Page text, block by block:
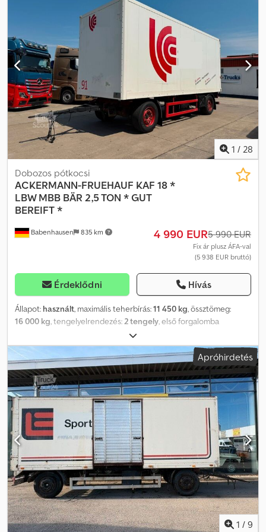
Fa burkolat az oldalfalakon. Függőleges, merevítő sín, alkalmas
rögzítő rudakhoz is. Átlátszó tető. Felújítás: • ÚJ FESTÉS –
magasfényű. Itt RAL 9010 fehér színben, vagy a kívánt RAL színben.
• Új, teleszkópos támasztólábak, fekete színben. • Új
gumitömítések az ajtókon. Dsdpfjzpbbxex Adxewa • A felépítmény
általános felújításon esett át, új műszaki vizsgával. • Új, horganyzott
létra. A megadott értékek hozzávetőleges méretek mm-ben és
kg-ban. Az értékesítés jogát fenntartjuk. Az árak nettó árak, a D-
59558 Lippstadt-Rixbeck telephelyen. További ajánlatok itt: .
1 / 28
Babenhausen 835 km
Dobozos pótkocsi
ACKERMANN-FRUEHAUF KAF 18 *
LBW MBB BÄR 2,5 TON * GUT
BEREIFT *
4 990 EUR5 990 EUR
Fix ár plusz ÁFA-val
(5 938 EUR bruttó)
Érdeklődni Hívás
Állapot: használt, maximális teherbírás:11 450 kg, össztömeg:
16 000 kg, tengelyelrendezés:2 tengely, első forgalomba
, következő vizsga (TÜV):
7 000 mm, rakodótér szélesség:2 480 mm, raktérmagasság:2 700
mm, Gyártási év:2009, Felszereltség:ABS, emelőhátfal,
ACKERMANN – KAF 18 – LBW 2,5 TONNA – SZIGETELŐ FALAK – 2,70
M MAGAS – ÚJ FELÉPÍTMÉNY – ----A JÁRMŰ TÖRTÉNETE
Djdpfezlw Eljx Adxewa * NÉMET JÁRMŰ * KÉRELEMRE VIDEÓ
RENDELKEZÉSRE ÁLL A JÁRMŰ FELSZERELTSÉGE * Ackermann
dobozos felépítményű utánfutó * Dobozos felépítmény szigetelő
falakkal * Felépítmény típusa: KAF 18 * Tárcsafékek * Mercedes-
Benz tengelyek * Légrugózás * Rakodófal (2500 kg) * Jung
Fahrzeugbau felépítmény * Pótkerektartó * Szerszámtároló *
Minden gumiabroncs nagyon jó állapotban van * Gumiabroncs
mérete: 385/65 R22.5 * Felépítmény hossza: 7,00 m * Felépítmény
szélessége: 2,48 m * Felépítmény magassága: 2,70 m ----*
KIZÁRÓLAG EXPORT ÉRTÉKESÍTÉS, KIZÁRÓLAG ÓVADÉK
(DEPÓZIT) MEGFIZETÉSÉVEL, MIN. 500 € - 2000 € * EXPORT
Apróhirdetés
1 / 9